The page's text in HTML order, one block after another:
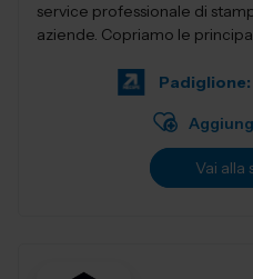
service professionale di
aziende. Copriamo le
Padiglione:
Vai alla